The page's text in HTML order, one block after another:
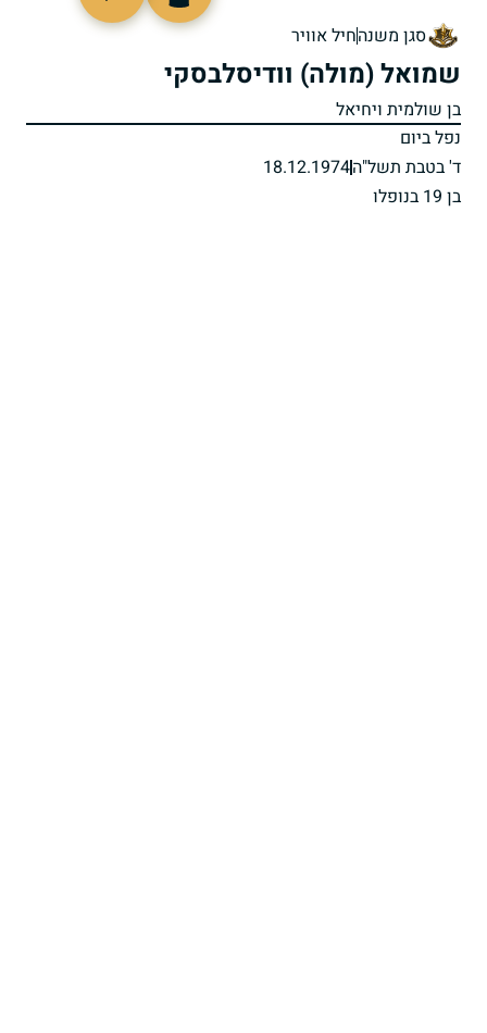
סגן משנהחיל אוויר
שמואל (מולה) וודיסלבסקי
בן שולמית ויחיאל
נפל ביום
ד' בטבת תשל"ה18.12.1974
בן 19 בנופלו